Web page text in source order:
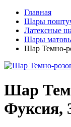
Главная
Шары
Латексные
Шары
Шар Темно-
Шар
Фуксия,